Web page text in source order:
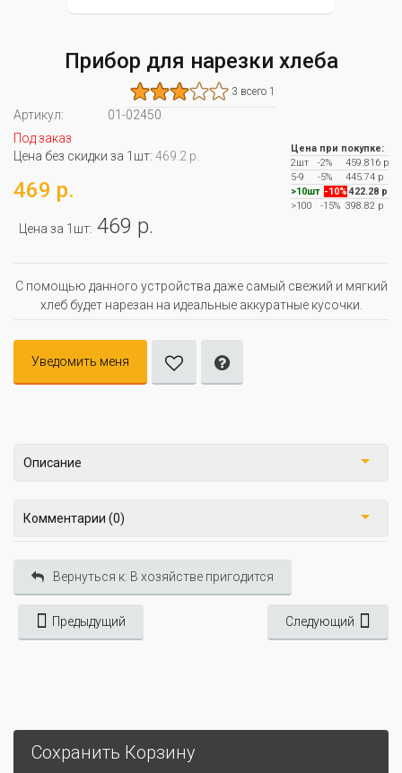
Прибор для нарезки хлеба
3 всего 1
Артикул:
01-02450
Под заказ
Цена без скидки за 1шт: 469.2 р.
469 р.
Цена за 1шт: 469 р.
Цена при покупке:
2шт
-2%
459.816 р
5-9
-5%
445.74 р
>10шт -10% 422.28 р
>100
-15% 398.82 р
С помощью данного устройства даже самый свежий и мягкий
хлеб будет нарезан на идеальные аккуратные кусочки.
Уведомить меня
Описание
Комментарии (0)
Вернуться к: В хозяйстве пригодится
Предыдущий Следующий
Сохранить Корзину